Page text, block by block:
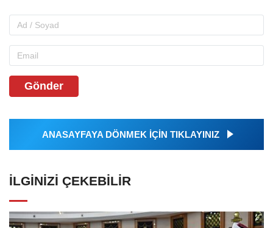
Gönder
ANASAYFAYA DÖNMEK İÇİN TIKLAYINIZ
İLGINIZI ÇEKEBILIR